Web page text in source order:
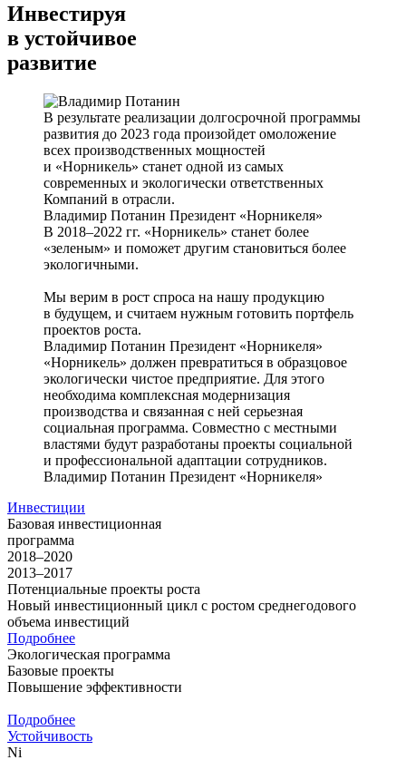
Инвестируя
в устойчивое
развитие
В результате реализации долгосрочной программы
развития до 2023 года произойдет омоложение
всех производственных мощностей
и «Норникель» станет одной из самых
современных и экологически ответственных
Компаний в отрасли.
Владимир Потанин Президент «Норникеля»
В 2018–2022 гг. «Норникель» станет более
«зеленым» и поможет другим становиться более
экологичными.
Мы верим в рост спроса на нашу продукцию
в будущем, и считаем нужным готовить портфель
проектов роста.
Владимир Потанин Президент «Норникеля»
«Норникель» должен превратиться в образцовое
экологически чистое предприятие. Для этого
необходима комплексная модернизация
производства и связанная с ней серьезная
социальная программа. Совместно с местными
властями будут разработаны проекты социальной
и профессиональной адаптации сотрудников.
Владимир Потанин Президент «Норникеля»
Инвестиции
Базовая инвестиционная
программа
2018–2020
2013–2017
Потенциальные проекты роста
Новый инвестиционный цикл с ростом среднегодового
объема инвестиций
Подробнее
Экологическая программа
Базовые проекты
Повышение эффективности
Подробнее
Устойчивость
Ni